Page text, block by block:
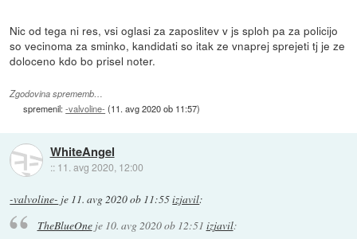
Nic od tega ni res, vsi oglasi za zaposlitev v js sploh pa za policijo
so vecinoma za sminko, kandidati so itak ze vnaprej sprejeti tj je ze
doloceno kdo bo prisel noter.
Zgodovina sprememb…
spremenil:-valvoline- (11. avg 2020 ob 11:57)
WhiteAngel
:: 11. avg 2020, 12:00
-valvoline- je 11. avg 2020 ob 11:55izjavil:
TheBlueOneje 10. avg 2020 ob 12:51 izjavil: